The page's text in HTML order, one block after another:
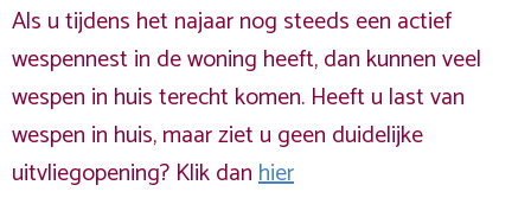
Als u tijdens het najaar nog steeds een actief
wespennest in de woning heeft, dan kunnen veel
wespen in huis terecht komen. Heeft u last van
wespen in huis, maar ziet u geen duidelijke
uitvliegopening? Klik danhier